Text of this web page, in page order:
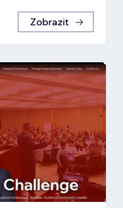
Zobrazit